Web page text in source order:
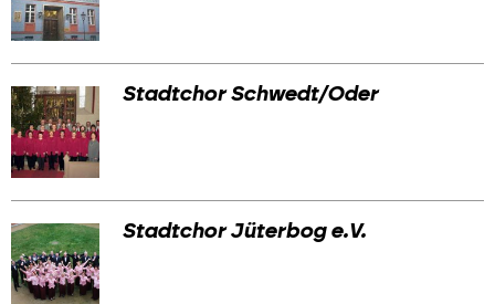
Werbemarkt
Stadtchor Schwedt/Oder
Stadtchor Jüterbog e.V.